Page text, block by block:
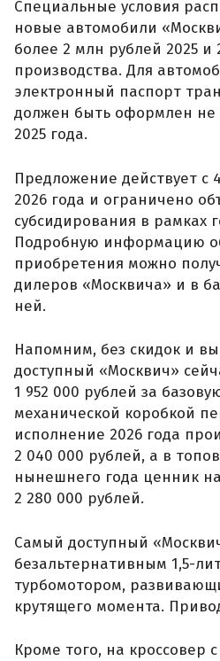
Специальные условия
новые автомобили
более 2 млн рублей 2025 и
производства. Для
электронный паспорт
должен быть оформлен не
2025 года.
Предложение действует с
2026 года и ограничено
субсидирования в рамках
Подробную информацию
приобретения можно
дилеров «Москвича» и в
ней.
Напомним, без скидок и
доступный «Москвич»
1 952 000 рублей за
механической коробкой
исполнение 2026 года
2 040 000 рублей, а в
нынешнего года ценник
2 280 000 рублей.
Самый доступный
безальтернативным 1,5-
турбомотором,
крутящего момента.
Кроме того, на кроссовер